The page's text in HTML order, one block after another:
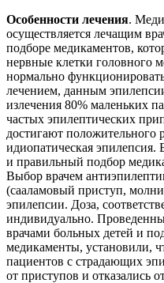
Особенности лечения.
осуществляется лечащим
подборе медикаментов,
нервные клетки головного
нормально
лечением, данным
излечения 80% маленьких
частых эпилептических
достигают положительного
идиопатическая
и правильный подбор
Выбор врачем
(сааламовый приступ,
эпилепсии. Доза,
индивидуально.
врачами больных детей и
медикаменты, установили,
пациентов с страдающих
от приступов и отказались